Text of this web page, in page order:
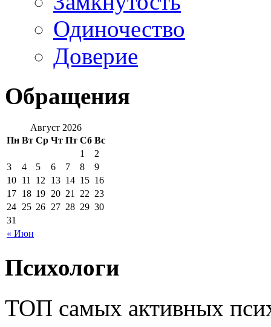
Одиночество
Доверие
Обращения
Август 2026
Пн Вт Ср Чт Пт Сб Вс
« Июн
1
2
3
4 5 6 7 8
9
10 11 12 13 14 15 16
17 18 19 20 21 22 23
24 25 26 27 28 29 30
31
Психологи
ТОП самых активных